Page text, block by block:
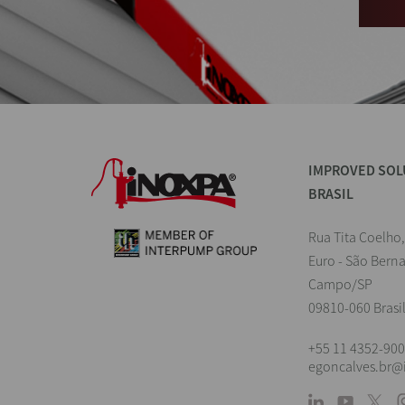
IMPROVED
BRASIL
Rua Tita
Euro - São
Campo/SP
09810-060 Brasil
+55 11 4352-